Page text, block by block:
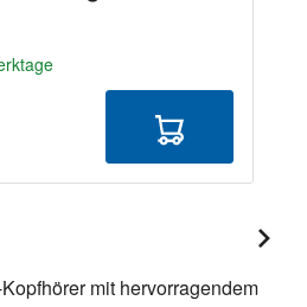
mit hervorragendem